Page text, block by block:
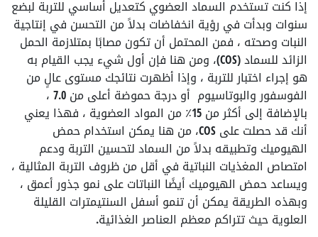
إذا كنت تستخدم السماد العضوي كتعديل أساسي للتربة لبضع
سنوات وبدأت في رؤية انخفاضات بدلاً من التحسن في إنتاجية
النبات وصحته ، فمن المحتمل أن تكون مصابًا بمتلازمة الحمل
الزائد للسماد (COS)، ومن هنا فإن أول شيء يجب القيام به
هو إجراء اختبار للتربة ، وإذا أظهرت نتائجك مستوى عالٍ من
الفوسفور والبوتاسيوم أو درجة حموضة أعلى من 7.0 ،
بالإضافة إلى أكثر من 15٪ من المواد العضوية ، فهذا يعني
أنك قد حصلت على COS، من هنا يمكن استخدام حمض
الهيوميك وتطبيقه بدلاً من السماد لتحسين التربة ودعم
امتصاص المغذيات النباتية في أقل من ظروف التربة المثالية ،
ويساعد حمض الهيوميك أيضًا النباتات على نمو جذور أعمق ،
وبهذه الطريقة يمكن أن تنمو أسفل السنتيمترات القليلة
العلوية حيث تتراكم معظم العناصر الغذائية.